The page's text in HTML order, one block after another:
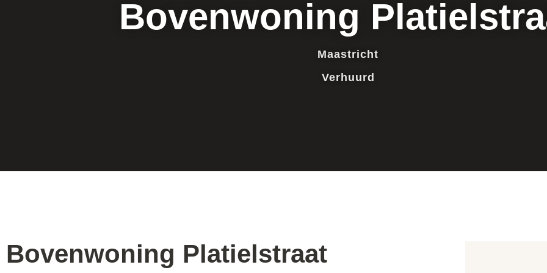
Bovenwoning
Maastricht
Verhuurd
Bovenwoning Platielstraat